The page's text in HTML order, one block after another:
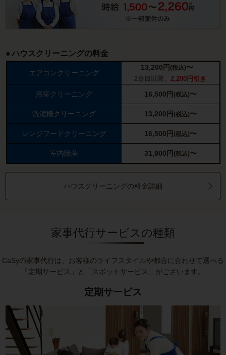
ハウスクリーニングの料金
エアコンクリーニング
13,200 円 (税込)〜
2台目以降、 2,200円引き
浴室クリーニング 16,500 円 (税込)〜
洗濯機クリーニング 13,200 円 (税込)〜
レンジフードクリーニング 16,500 円 (税込)〜
室内除菌 31,900 円 (税込)〜
ハウスクリーニングの料金詳細
家事代行サービスの種類
CaSyの家事代行は、お客様のライフスタイルや都合に合わせて選べる
「定期サービス」と「スポットサービス」がございます。
定期サービス